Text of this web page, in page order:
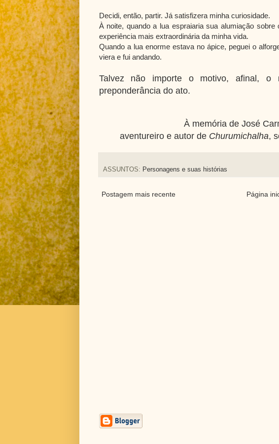
Decidi, então, partir. Já satisfizera minha curiosidade.
À noite, quando a lua espraiaria sua alumiação
experiência mais extraordinária da minha vida.
Quando a lua enorme estava no ápice, peguei o
viera e fui andando.
Talvez não importe o motivo, afinal, o
preponderância do ato.
À memória de José
aventureiro e autor de Churumichalha,
ASSUNTOS: Personagens e suas histórias
Postagem mais recente Página